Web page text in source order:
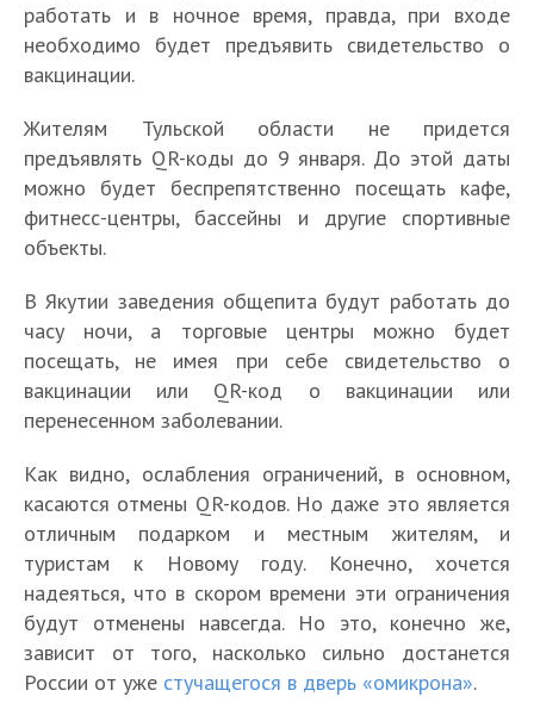
работать и в ночное время, правда, при входе
необходимо будет предъявить свидетельство о
вакцинации.
Жителям Тульской области не придется
предъявлять QR-коды до 9 января. До этой даты
можно будет беспрепятственно посещать кафе,
фитнесс-центры, бассейны и другие спортивные
объекты.
В Якутии заведения общепита будут работать до
часу ночи, а торговые центры можно будет
посещать, не имея при себе свидетельство о
вакцинации или QR-код о вакцинации или
перенесенном заболевании.
Как видно, ослабления ограничений, в основном,
касаются отмены QR-кодов. Но даже это является
отличным подарком и местным жителям, и
туристам к Новому году. Конечно, хочется
надеяться, что в скором времени эти ограничения
будут отменены навсегда. Но это, конечно же,
зависит от того, насколько сильно достанется
России от уже стучащегося в дверь «омикрона».